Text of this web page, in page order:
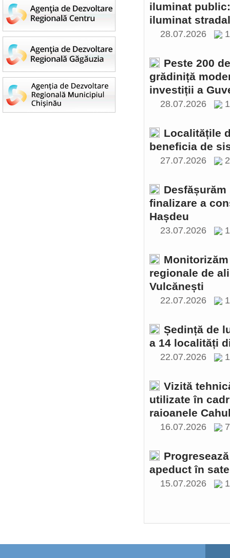
iluminat
iluminat
28.07.2026
Peste 200
grădiniță
investiții a
28.07.2026
Localitățile
beneficia de
27.07.2026
finalizare a
Hașdeu
23.07.2026
regionale de
Vulcănești
22.07.2026
Ședință de
a 14 localități
22.07.2026
Vizită
utilizate în
raioanele
16.07.2026
apeduct în
15.07.2026